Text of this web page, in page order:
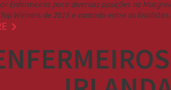
Enfermeiros para diversas posições no
Top Winners de 2015 e contado entre os